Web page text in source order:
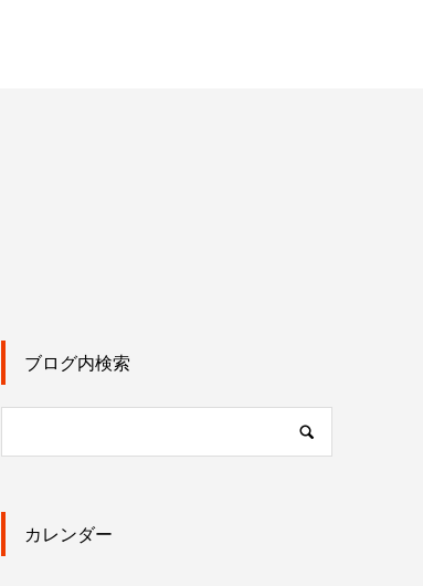
ブログ内検索
カレンダー